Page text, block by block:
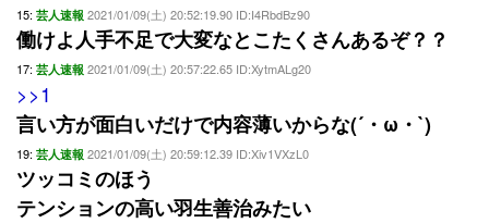
15: 芸人速報 2021/01/09(土) 20:52:19.90 ID:I4RbdBz90
働けよ人手不足で大変なとこたくさんあるぞ？？
17: 芸人速報 2021/01/09(土) 20:57:22.65 ID:XytmALg20
>>1
言い方が面白いだけで内容薄いからな(´・ω・`)
19: 芸人速報 2021/01/09(土) 20:59:12.39 ID:Xiv1VXzL0
ツッコミのほう
テンションの高い羽生善治みたい